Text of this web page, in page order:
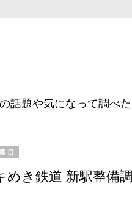
話題や気になって調べ
日
めき鉄道 新駅整備